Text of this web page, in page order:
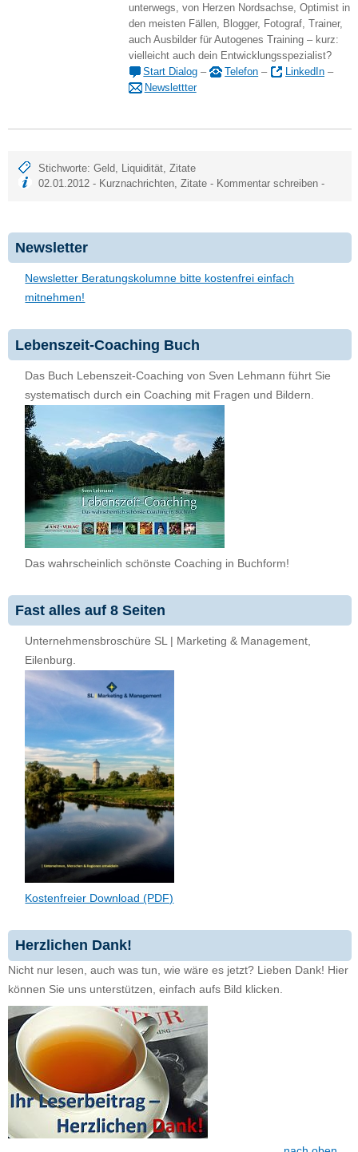
unterwegs, von Herzen Nordsachse, Optimist in
den meisten Fällen, Blogger, Fotograf, Trainer,
auch Ausbilder für Autogenes Training – kurz:
vielleicht auch dein Entwicklungsspezialist?
Start Dialog – Telefon – LinkedIn –
Newslettter
Stichworte:Geld, Liquidität,Zitate
02.01.2012 - Kurznachrichten,Zitate - Kommentar schreiben -
Newsletter
Newsletter Beratungskolumne bitte kostenfrei einfach
mitnehmen!
Lebenszeit-Coaching Buch
Das Buch Lebenszeit-Coaching von Sven Lehmann führt Sie
systematisch durch ein Coaching mit Fragen und Bildern.
Das wahrscheinlich schönste Coaching in Buchform!
Fast alles auf 8 Seiten
Unternehmensbroschüre SL | Marketing & Management,
Eilenburg.
Kostenfreier Download (PDF)
Herzlichen Dank!
Nicht nur lesen, auch was tun, wie wäre es jetzt? Lieben Dank! Hier
können Sie uns unterstützen, einfach aufs Bild klicken.